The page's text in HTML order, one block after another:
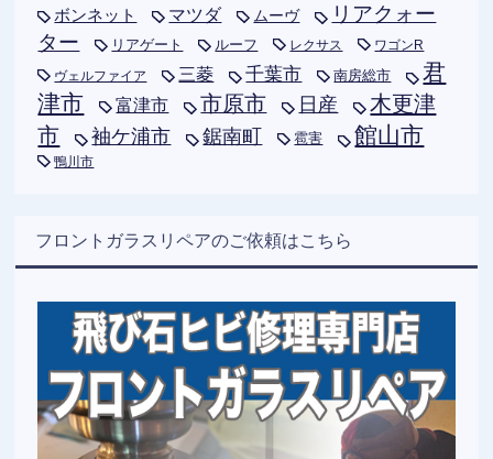
ボンネット マツダ ムーヴ
リアクォー
ター
リアゲート ルーフ レクサス ワゴンR
ヴェルファイア 三菱 千葉市 南房総市
君
津市
富津市 市原市 日産
木更津
市
袖ケ浦市 鋸南町 雹害 館山市
鴨川市
フロントガラスリペアのご依頼はこちら